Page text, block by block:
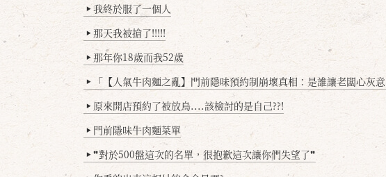
▶ 我終於服了一個人
▶ 那天我被搶了!!!!!
▶ 那年你18歲而我52歲
▶ 「【人氣牛肉麵之亂】門前隱味預約制崩壞真相：是誰讓老闆心灰意冷？」
▶ 原來開店預約了被放鳥....該檢討的是自己??!
▶ 門前隱味牛肉麵菜單
▶ ❞對於500盤這次的名單，很抱歉這次讓你們失望了❞